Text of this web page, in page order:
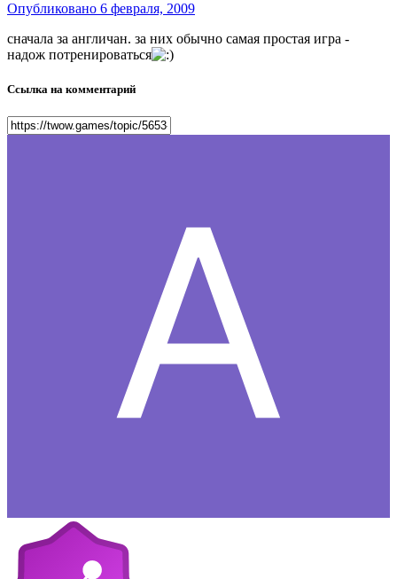
Опубликовано 6 февраля, 2009
сначала за англичан. за них обычно самая простая игра -
надож потренироваться
Ссылка на комментарий